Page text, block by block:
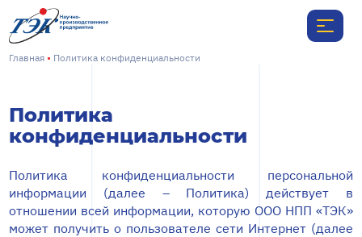
Главная Политика конфиденциальности
Политика
конфиденциальности
Политика конфиденциальности персональной
информации (далее – Политика) действует в
отношении всей информации, которую ООО НПП «ТЭК»
может получить о пользователе сети Интернет (далее